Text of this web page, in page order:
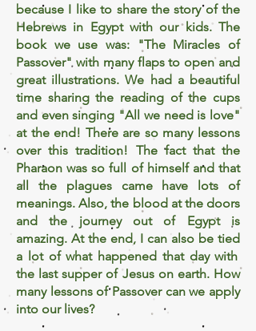
because I like to share the story of the
Hebrews in Egypt with our kids. The
book we use was: "The Miracles of
Passover" with many flaps to open and
great illustrations. We had a beautiful
time sharing the reading of the cups
and even singing "All we need is love"
at the end! There are so many lessons
over this tradition! The fact that the
Pharaon was so full of himselfand that
all the plagues came have lots of
meanings. Also, the blood at the doors
and the journey out of Egypt is
amazing. At the end, I can also be tied
a lot of what happened that day with
the last supper of Jesus on earth. How
many lessons of Passover can we apply
into our lives?